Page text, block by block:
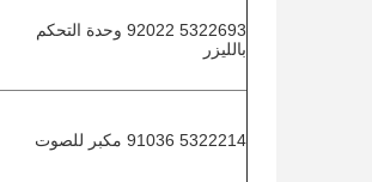
5322693 92022 وحدة التحكم
بالليزر
5322214 91036 مكبر للصوت